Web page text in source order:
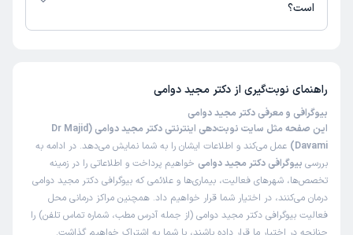
1405/04/24
این پزشک را پیشنهاد میکنم
خوب بود
علت مراجعه: درمان عفونت‌های قارچی و ویروسی پوست
کاربر دکترتو
نوبت مطب از دکترتو
1405/04/24
این پزشک را پیشنهاد میکنم
زمان انتظار:
بیش از 90 دقیقه
است؟
راهنمای نوبت‌گیری از دکتر مجید دوامی
بیوگرافی و معرفی دکتر مجید دوامی
این صفحه مثل سایت نوبت‌دهی اینترنتی دکتر مجید دوامی (Dr Majid
Davami)
عمل می‌کند و اطلاعات ایشان را به شما نمایش می‌دهد. در ادامه به
بررسی بیوگرافی دکتر مجید دوامی خواهیم پرداخت و اطلاعاتی را در زمینه
تخصص‌ها، شهرهای فعالیت، بیماری‌ها و علائمی که بیوگرافی دکتر مجید دوامی
درمان می‌کنند، در اختیار شما قرار خواهیم داد. همچنین مراکز درمانی محل
فعالیت بیوگرافی دکتر مجید دوامی (از جمله آدرس مطب، شماره تماس تلفن) را